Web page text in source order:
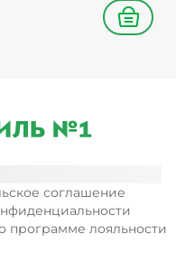
В корзину
соглашение
программе лояльности